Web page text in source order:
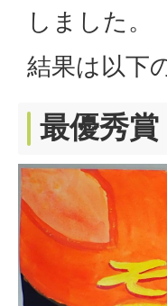
しました。
結果は以下
最優秀賞